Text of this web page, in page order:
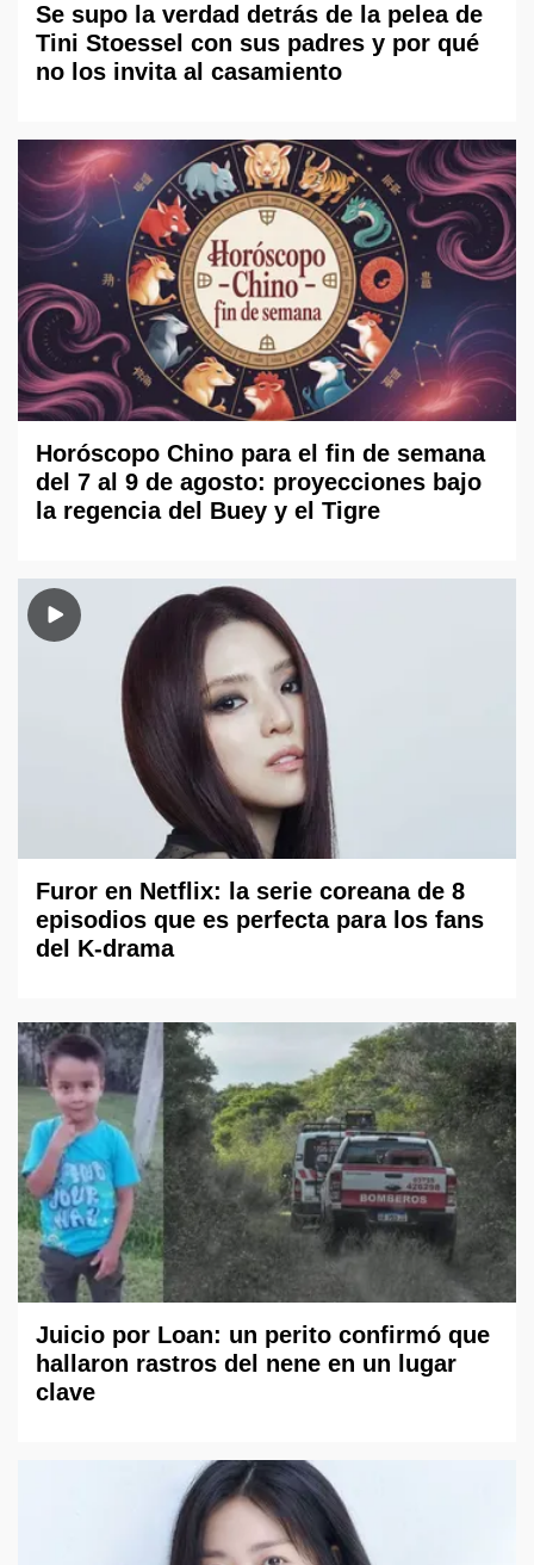
Se supo la verdad detrás de la pelea de
Tini Stoessel con sus padres y por qué
no los invita al casamiento
Horóscopo Chino para el fin de semana
del 7 al 9 de agosto: proyecciones bajo
la regencia del Buey y el Tigre
Furor en Netflix: la serie coreana de 8
episodios que es perfecta para los fans
del K-drama
Juicio por Loan: un perito confirmó que
hallaron rastros del nene en un lugar
clave